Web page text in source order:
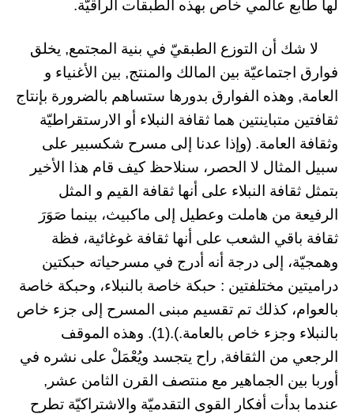
لها طابع عالمي خاص بهذه الطبقات الراقيّة.
لا شك أن التوزع الطبقيّ في بنية المجتمع, يخلق
فوارق اجتماعيّة بين المالك والمنتج, بين الأغنياء و
العامة, وهذه الفوارق بدورها ستساهم بالضرورة بإنتاج
ثقافتين متباينتين هما ثقافة النبلاء أو الارستقراطيّة
وثقافة العامة. (وإذا عدنا إلى مسرح شكسبير على
سبيل المثال لا الحصر، سنلاحظ كيف قام هذا الأخير
بتمثل ثقافة النبلاء على أنها ثقافة القيم و المثل
الرفيعة من هاملت وعطيل إلى ماكبيث، بينما صَوَرَ
ثقافة باقي الشعب على أنها ثقافة غوغائية، فظة
وهمجيّة، إلى درجة أنه أدرج في مسرحياته حبكتين
دراميتين مختلفتين : حبكة خاصة بالنبلاء، وحبكة خاصة
بالعوام، كذلك تم تقسيم مبنى المسرح إلى جزء خاص
بالنبلاء وجزء خاص بالعامة.).(1). وهذه الموقف
الرجعي من الثقافة, راح يتجسد ويُعْمَلْ على نشره في
أوربا بين الجماهير مع منتصف القرن الثامن عشر,
عندما بدأت أفكار القوى التقدميّة والاشتراكيّة تطرح